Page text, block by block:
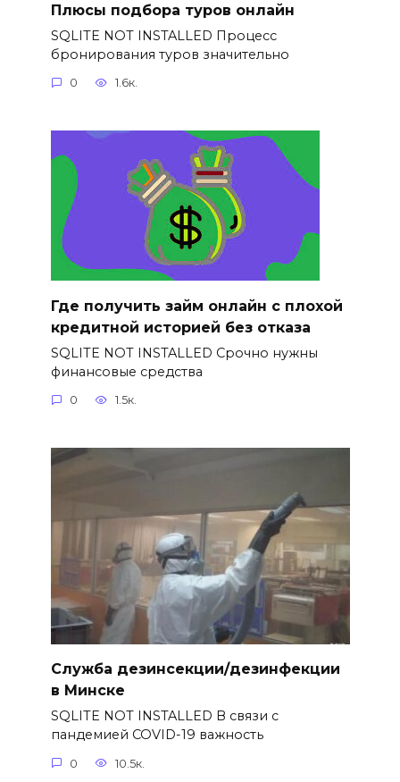
Плюсы подбора туров онлайн
SQLITE NOT INSTALLED Процесс
бронирования туров значительно
0 1.6к.
Где получить займ онлайн с плохой
кредитной историей без отказа
SQLITE NOT INSTALLED Срочно нужны
финансовые средства
0 1.5к.
Служба дезинсекции/дезинфекции
в Минске
SQLITE NOT INSTALLED В связи с
пандемией COVID-19 важность
0 10.5к.